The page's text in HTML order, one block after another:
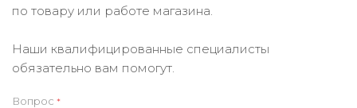
по товару или работе магазина.
Наши квалифицированные специалисты
обязательно вам помогут.
Вопрос *